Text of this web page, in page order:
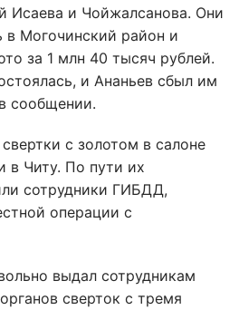
Исаева и Чойжалсанова. Они
в Могочинский район и
за 1 млн 40 тысяч рублей.
и Ананьев сбыл им
сообщении.
с золотом в салоне
в Читу. По пути их
сотрудники ГИБДД,
операции с
выдал сотрудникам
сверток с тремя